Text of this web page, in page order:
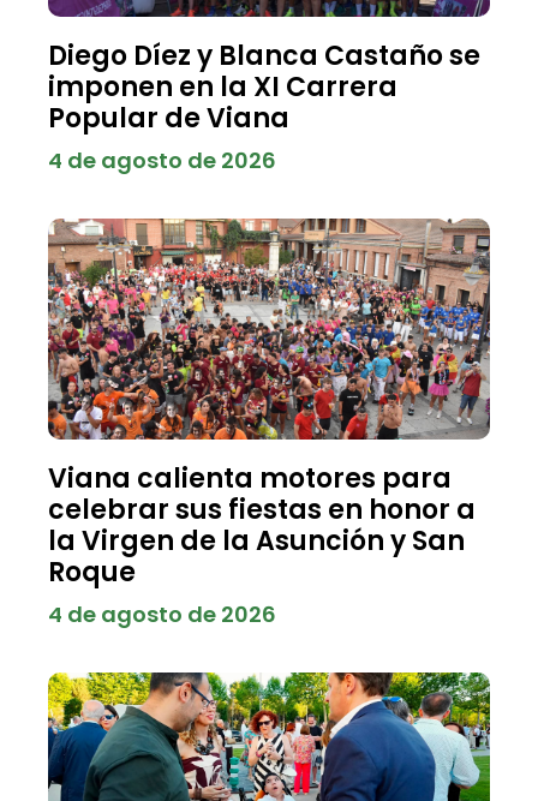
Diego Díez y Blanca Castaño se
imponen en la XI Carrera
Popular de Viana
4 de agosto de 2026
Viana calienta motores para
celebrar sus fiestas en honor a
la Virgen de la Asunción y San
Roque
4 de agosto de 2026